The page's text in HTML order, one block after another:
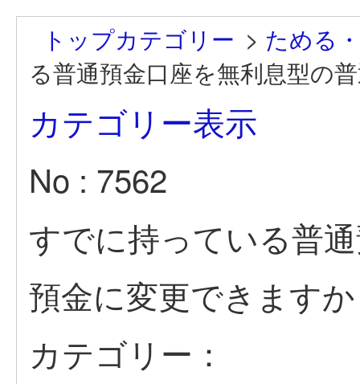
トップカテゴリー > ためる
る普通預金口座を無利息型の
カテゴリー表示
No : 7562
すでに持っている普
預金に変更できますか
カテゴリー：